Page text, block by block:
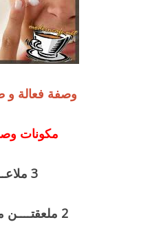
وصفة فعالة و
مكونات
3 ملاعــــق كــــوك
2 ملعقتــــن من عصير الحامض